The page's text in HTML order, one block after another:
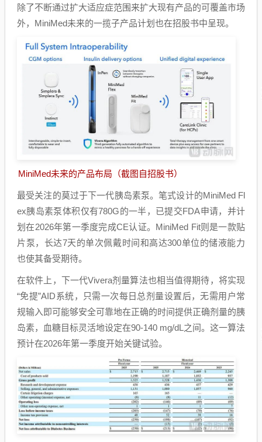
除了不断通过扩大适应症范围来扩大现有产品的可覆盖市场
外，MiniMed未来的一揽子产品计划也在招股书中呈现。
MiniMed未来的产品布局（截图自招股书）
最受关注的莫过于下一代胰岛素泵。笔式设计的MiniMed Fl
ex胰岛素泵体积仅有780G的一半，已提交FDA申请，并计
划在2026年第一季度完成CE认证。MiniMed Fit则是一款贴
片泵，长达7天的单次佩戴时间和高达300单位的储液能力
也使其备受期待。
在软件上，下一代Vivera剂量算法也相当值得期待，将实现
“免提”AID系统，只需一次每日总剂量设置后，无需用户常
规输入即可能够安全可靠地在正确的时间提供正确剂量的胰
岛素，血糖目标灵活地设定在90-140 mg/dL之间。这一算法
预计在2026年第一季度开始关键试验。